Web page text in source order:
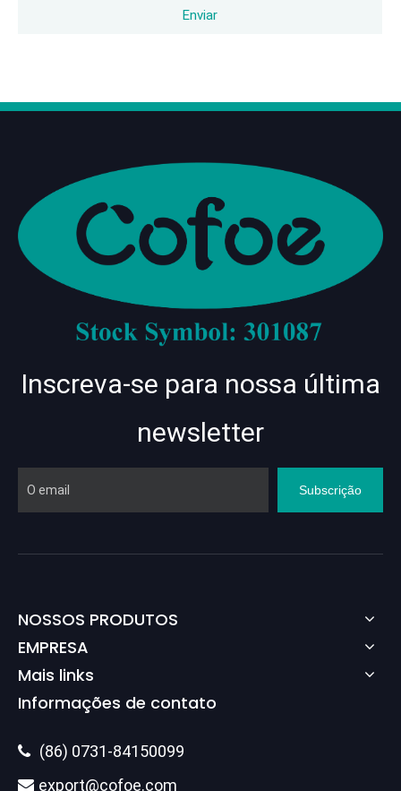
Enviar
Inscreva-se para nossa última
newsletter
Subscrição
NOSSOS PRODUTOS
EMPRESA
Mais links
Informações de contato
 (86) 0731-84150099
 export@cofoe.com